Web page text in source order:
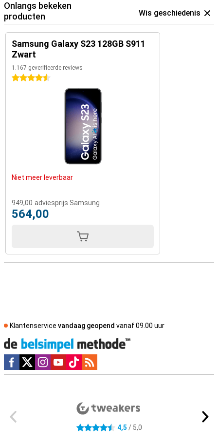
te houden.
Onlangs bekeken
producten
Wis geschiedenis
Samsung Galaxy S23 128GB S911
Zwart
1.167 geverifieerde reviews
4.5 sterren
Niet meer leverbaar
949,00 adviesprijs Samsung
564,00
Klantenservice vandaag geopend vanaf 09.00 uur
Social media
4.5 sterren 4,5 / 5,0